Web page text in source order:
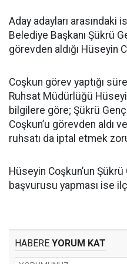
Aday adayları arasındaki
Belediye Başkanı Şükrü
görevden aldığı Hüseyin
Coşkun görev yaptığı
Ruhsat Müdürlüğü
bilgilere göre; Şükrü
Coşkun’u görevden aldı
ruhsatı da iptal etmek
Hüseyin Coşkun’un Şükrü
başvurusu yapması ise
HABERE YORUM KAT